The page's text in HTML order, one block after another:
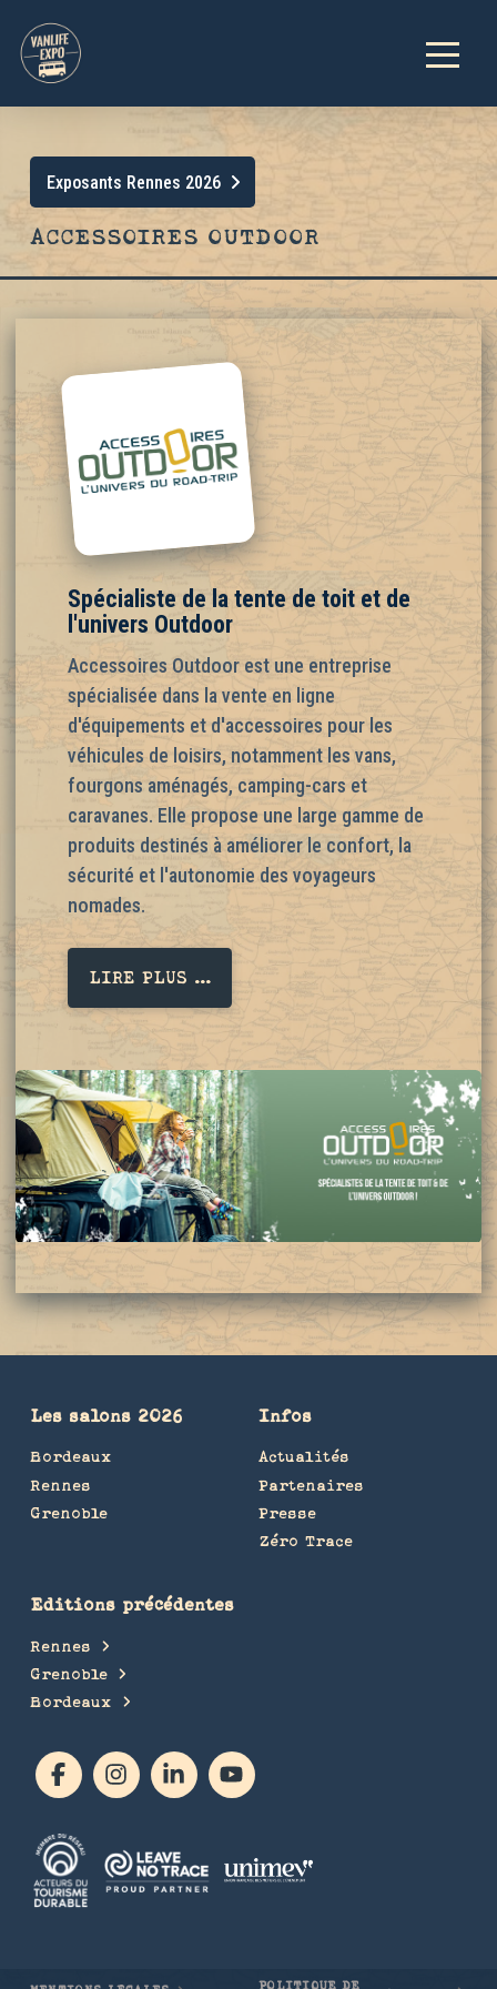
Exposants Rennes 2026
ACCESSOIRES OUTDOOR
Spécialiste de la tente de toit et de
l'univers Outdoor
Accessoires Outdoor est une entreprise
spécialisée dans la vente en ligne
d'équipements et d'accessoires pour les
véhicules de loisirs, notamment les vans,
fourgons aménagés, camping-cars et
caravanes. Elle propose une large gamme de
produits destinés à améliorer le confort, la
sécurité et l'autonomie des voyageurs
nomades.
LIRE PLUS ...
Les salons 2026
Bordeaux
Rennes
Grenoble
Infos
Actualités
Partenaires
Presse
Zéro Trace
Editions précédentes
Rennes
Grenoble
Bordeaux
POLITIQUE DE